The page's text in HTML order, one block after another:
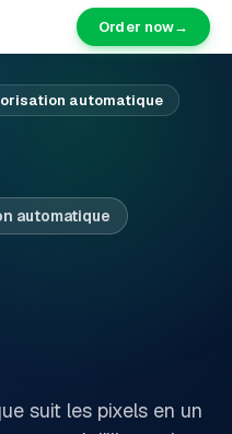
Order now→
automatique
automatique
suit les pixels en un